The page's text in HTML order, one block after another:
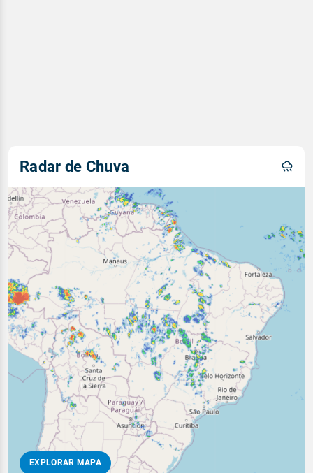
Radar de Chuva
EXPLORAR MAPA